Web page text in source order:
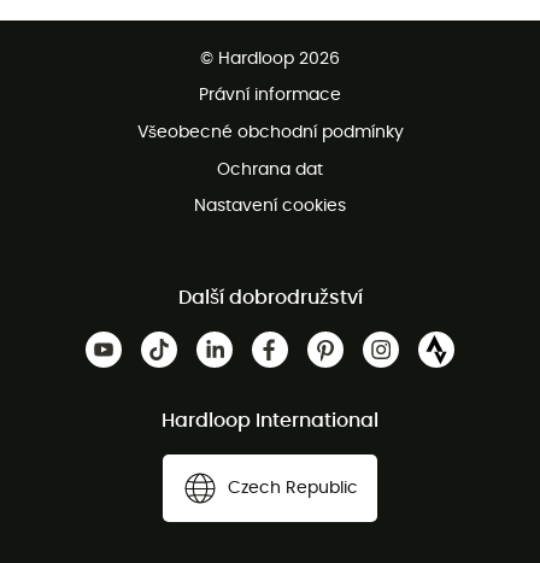
Bezplatné vrácení do 100 dnů
© Hardloop 2026
Právní informace
Všeobecné obchodní podmínky
Ochrana dat
Nastavení cookies
Další dobrodružství
Hardloop International
Czech Republic